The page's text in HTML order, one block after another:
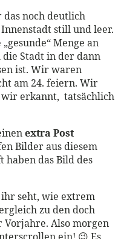
das noch deutlich
still und leer.
Menge an
Stadt in der dann
ist. Wir waren
am 24. feiern. Wir
wir erkannt, tatsächlich
extra Post
Bilder aus diesem
haben das Bild des
seht, wie extrem
zu den doch
Also morgen